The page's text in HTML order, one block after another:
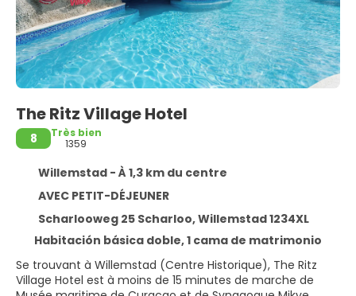
The Ritz Village Hotel
8
Très bien
1359
Willemstad - À 1,3 km du centre
AVEC PETIT-DÉJEUNER
Scharlooweg 25 Scharloo, Willemstad 1234XL
Habitación básica doble, 1 cama de matrimonio
Se trouvant à Willemstad (Centre Historique), The Ritz
Village Hotel est à moins de 15 minutes de marche de